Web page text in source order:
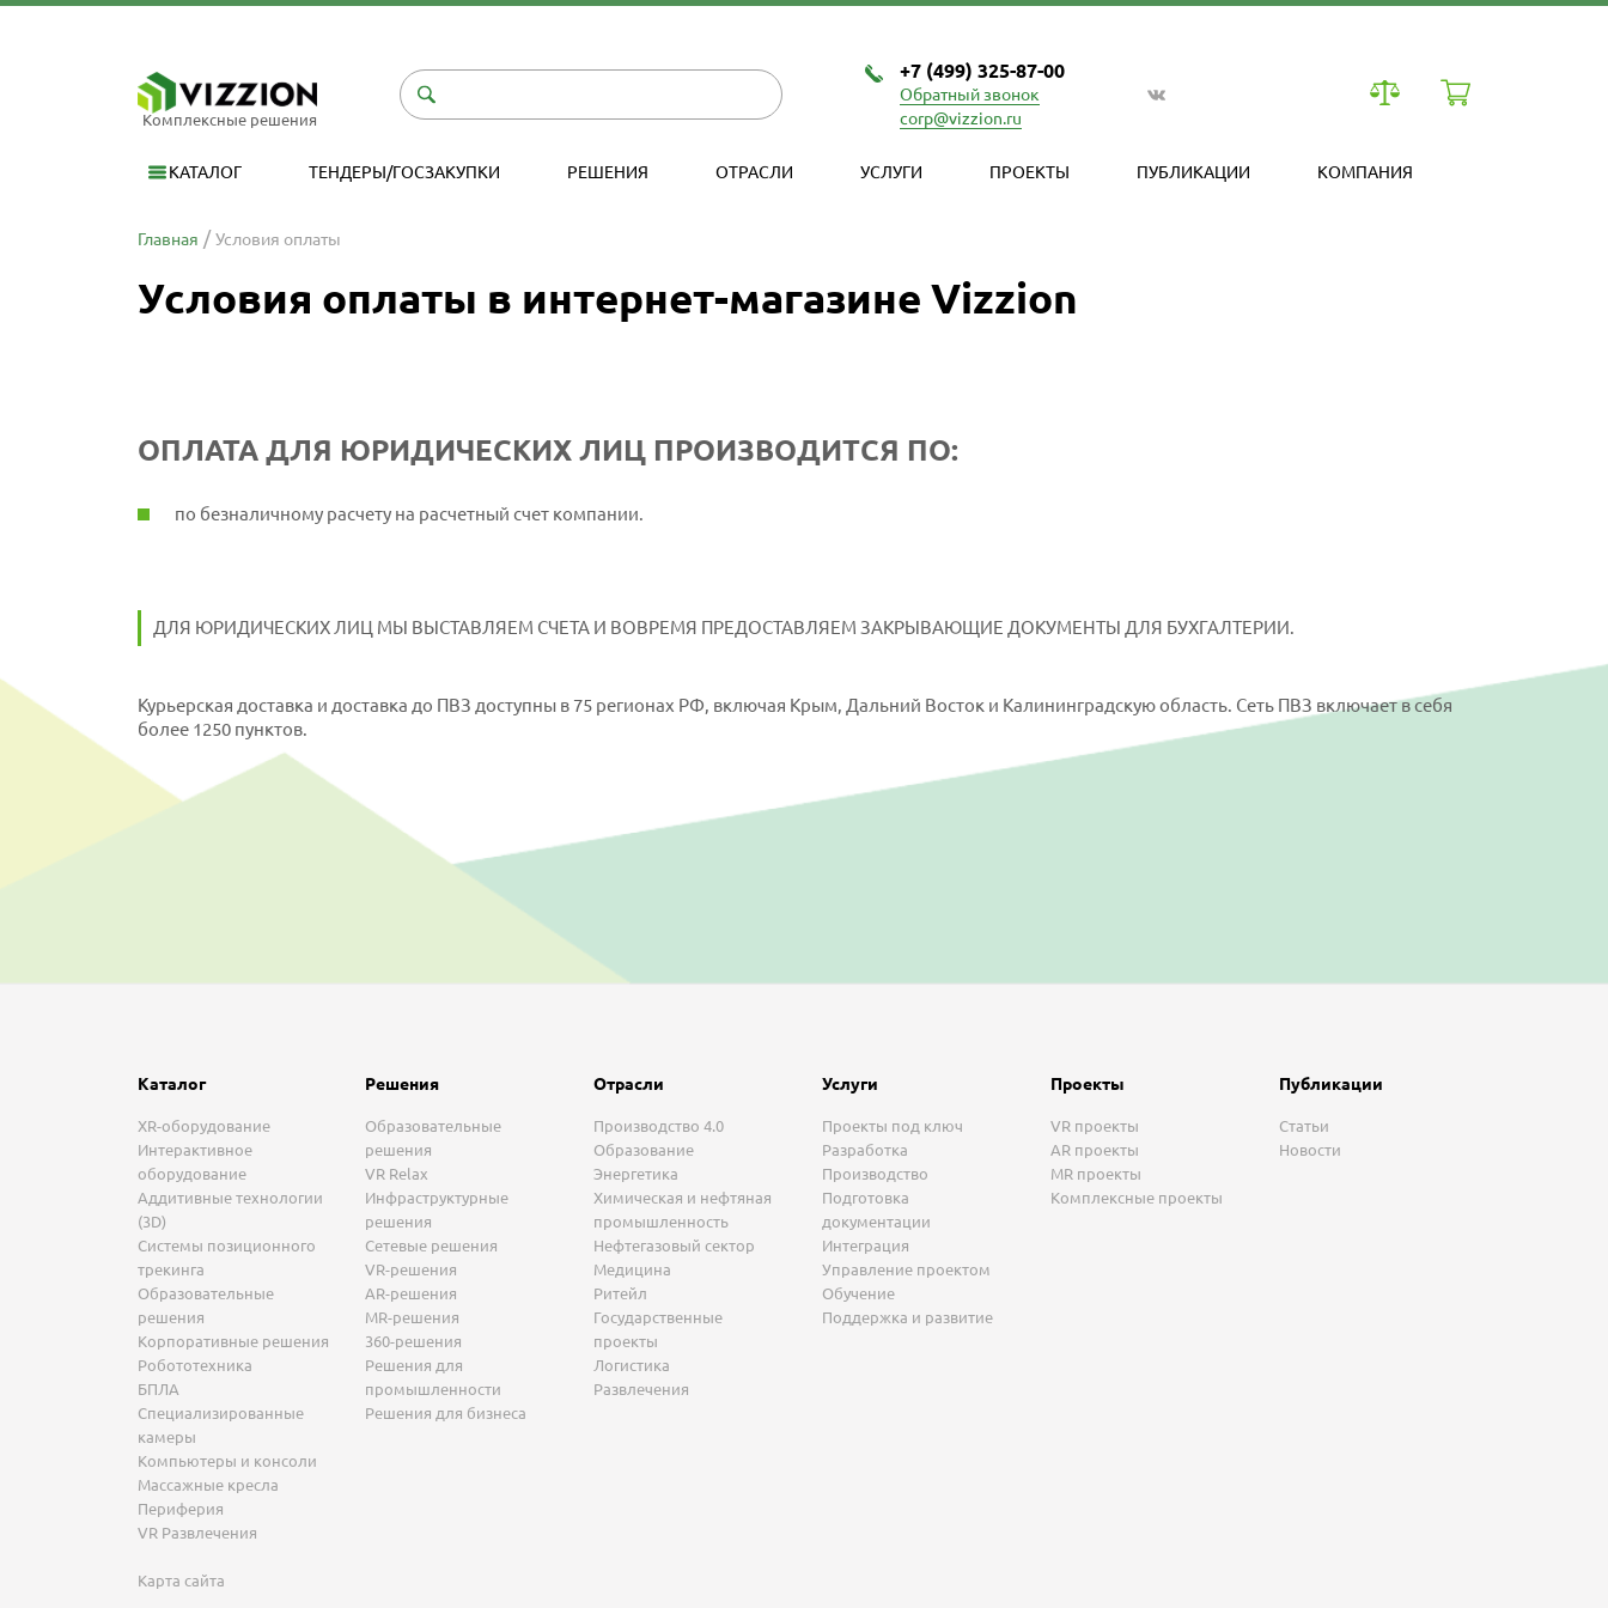
Комплексные решения
+7 (499) 325-87-00
Обратный звонок
corp@vizzion.ru
КАТАЛОГ ТЕНДЕРЫ/ГОСЗАКУПКИ РЕШЕНИЯ ОТРАСЛИ УСЛУГИ ПРОЕКТЫ ПУБЛИКАЦИИ КОМПАНИЯ
Главная Условия оплаты
Условия оплаты в интернет-магазине Vizzion
ОПЛАТА ДЛЯ ЮРИДИЧЕСКИХ ЛИЦ ПРОИЗВОДИТСЯ ПО:
по безналичному расчету на расчетный счет компании.
ДЛЯ ЮРИДИЧЕСКИХ ЛИЦ МЫ ВЫСТАВЛЯЕМ СЧЕТА И ВОВРЕМЯ ПРЕДОСТАВЛЯЕМ ЗАКРЫВАЮЩИЕ ДОКУМЕНТЫ ДЛЯ БУХГАЛТЕРИИ.
Курьерская доставка и доставка до ПВЗ доступны в 75 регионах РФ, включая Крым, Дальний Восток и Калининградскую область. Сеть ПВЗ включает в себя
более 1250 пунктов.
Каталог
XR-оборудование
Интерактивное
оборудование
Аддитивные технологии
(3D)
Системы позиционного
трекинга
Образовательные
решения
Корпоративные решения
Робототехника
БПЛА
Специализированные
камеры
Компьютеры и консоли
Массажные кресла
Периферия
VR Развлечения
Решения
Образовательные
решения
VR Relax
Инфраструктурные
решения
Сетевые решения
VR-решения
AR-решения
MR-решения
360-решения
Решения для
промышленности
Решения для бизнеса
Отрасли
Производство 4.0
Образование
Энергетика
Химическая и нефтяная
промышленность
Нефтегазовый сектор
Медицина
Ритейл
Государственные
проекты
Логистика
Развлечения
Услуги
Проекты под ключ
Разработка
Производство
Подготовка
документации
Интеграция
Управление проектом
Обучение
Поддержка и развитие
Проекты
VR проекты
AR проекты
MR проекты
Комплексные проекты
Публикации
Статьи
Новости
Карта сайта